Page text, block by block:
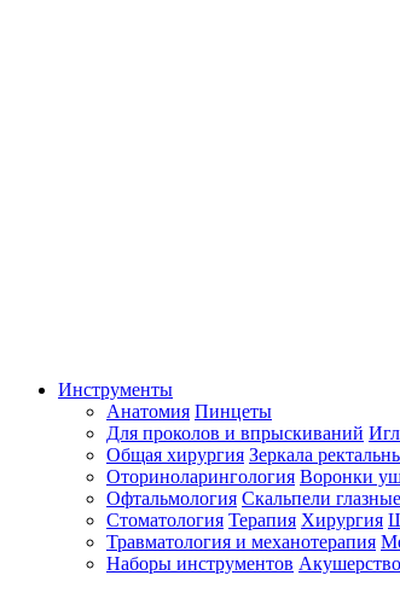
Инструменты
Анатомия Пинцеты
Для проколов и впрыскиваний
Общая хирургия Зеркала
Оториноларингология Воронки
Офтальмология Скальпели глазные
Стоматология Терапия Хирургия
Травматология и механотерапия
Наборы инструментов